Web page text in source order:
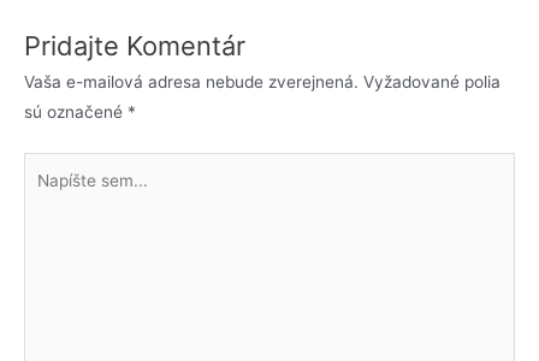
Pridajte Komentár
Vaša e-mailová adresa nebude zverejnená. Vyžadované polia
sú označené *